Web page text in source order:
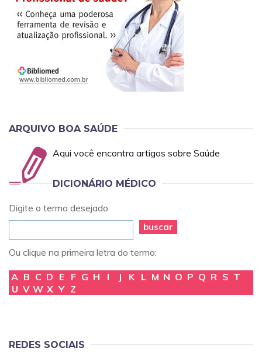
ARQUIVO BOA SAÚDE
Aqui você encontra artigos sobre Saúde
DICIONÁRIO MÉDICO
Digite o termo desejado
buscar
Ou clique na primeira letra do termo:
A B C D E F G H I J K L M N O P Q R S T
U V W X Y Z
REDES SOCIAIS